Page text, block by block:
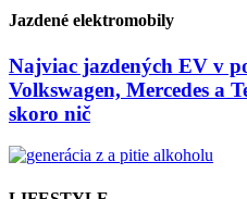
Jazdené elektromobily
Najviac jazdených EV v
Volkswagen, Mercedes a
skoro nič